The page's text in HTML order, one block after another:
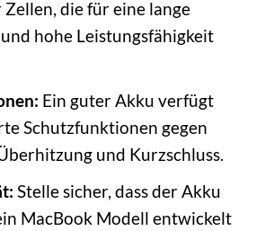
die für eine lange
hohe Leistungsfähigkeit
Ein guter Akku verfügt
Schutzfunktionen gegen
und Kurzschluss.
Stelle sicher, dass der Akku
MacBook Modell entwickelt